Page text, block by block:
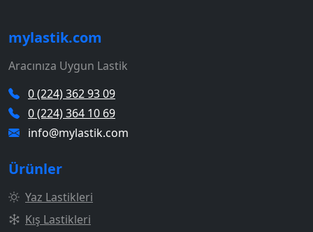
mylastik.com
Aracınıza Uygun Lastik
0 (224) 362 93 09
0 (224) 364 10 69
info@mylastik.com
Ürünler
Yaz Lastikleri
Kış Lastikleri